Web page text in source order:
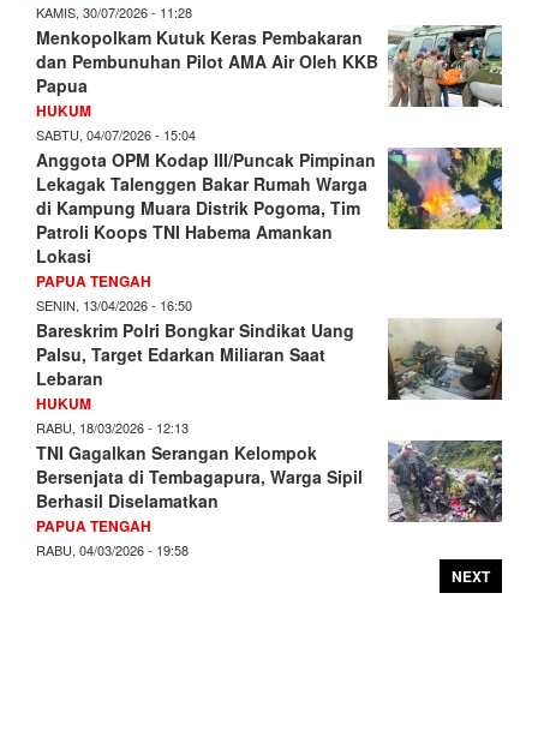
KAMIS, 30/07/2026 - 11:28
Menkopolkam Kutuk Keras Pembakaran
dan Pembunuhan Pilot AMA Air Oleh KKB
Papua
HUKUM
SABTU, 04/07/2026 - 15:04
Anggota OPM Kodap III/Puncak Pimpinan
Lekagak Talenggen Bakar Rumah Warga
di Kampung Muara Distrik Pogoma, Tim
Patroli Koops TNI Habema Amankan
Lokasi
PAPUA TENGAH
SENIN, 13/04/2026 - 16:50
Bareskrim Polri Bongkar Sindikat Uang
Palsu, Target Edarkan Miliaran Saat
Lebaran
HUKUM
RABU, 18/03/2026 - 12:13
TNI Gagalkan Serangan Kelompok
Bersenjata di Tembagapura, Warga Sipil
Berhasil Diselamatkan
PAPUA TENGAH
RABU, 04/03/2026 - 19:58
NEXT